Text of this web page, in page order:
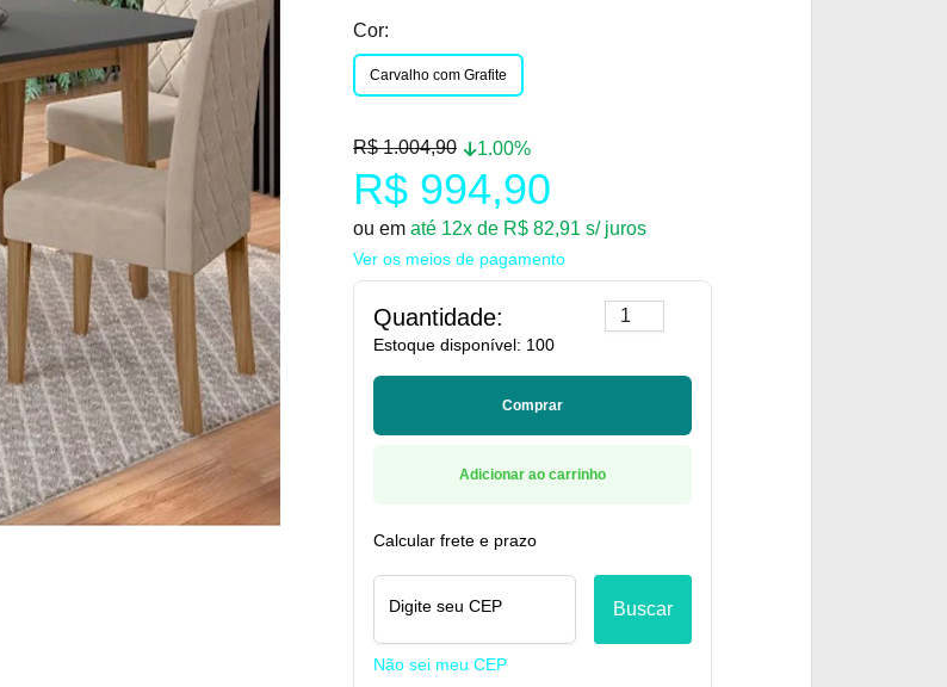
Cor:
Carvalho com Grafite
R$ 1.004,90 1.00%
R$ 994,90
ou em até 12x de R$ 82,91 s/ juros
Ver os meios de pagamento
Quantidade:
Estoque disponível: 100
Comprar
Adicionar ao carrinho
Calcular frete e prazo
Digite seu CEP Buscar
Não sei meu CEP